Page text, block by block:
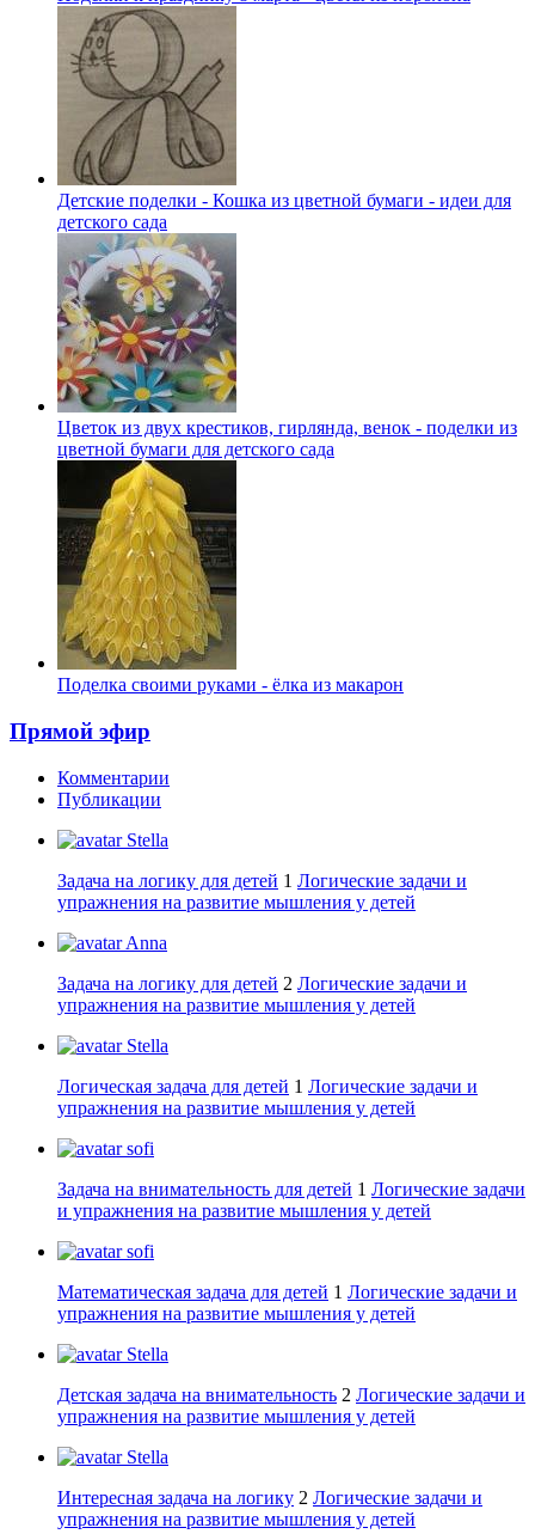
Детские поделки - Кошка из цветной бумаги - идеи для
детского сада
Цветок из двух крестиков, гирлянда, венок - поделки из
цветной бумаги для детского сада
Поделка своими руками - ёлка из макарон
Прямой эфир
Комментарии
Публикации
Stella
Задача на логику для детей 1 Логические задачи и
упражнения на развитие мышления у детей
Anna
Задача на логику для детей 2 Логические задачи и
упражнения на развитие мышления у детей
Stella
Логическая задача для детей 1 Логические задачи и
упражнения на развитие мышления у детей
sofi
Задача на внимательность для детей 1 Логические задачи
и упражнения на развитие мышления у детей
sofi
Математическая задача для детей 1 Логические задачи и
упражнения на развитие мышления у детей
Stella
Детская задача на внимательность 2 Логические задачи и
упражнения на развитие мышления у детей
Stella
Интересная задача на логику 2 Логические задачи и
упражнения на развитие мышления у детей